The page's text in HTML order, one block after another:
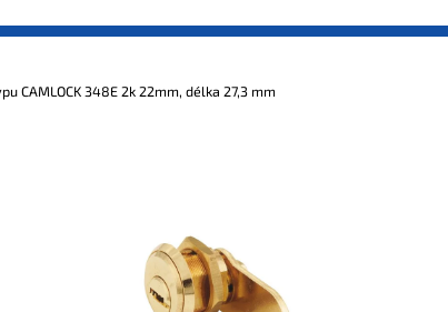
CAMLOCK 348E 2k 22mm, délka 27,3 mm
HLEDAT